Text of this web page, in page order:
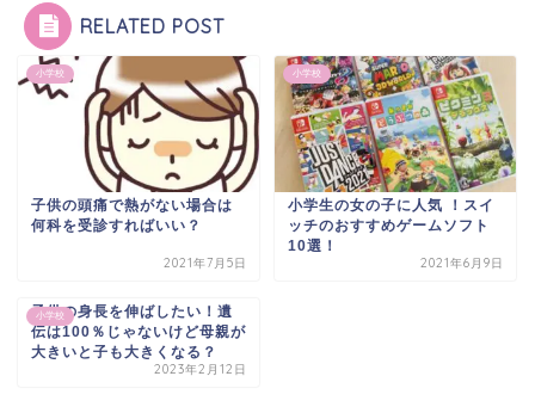
RELATED POST
小学校
子供の頭痛で熱がない場合は
何科を受診すればいい？
2021年7月5日
小学校
小学生の女の子に人気 ！スイ
ッチのおすすめゲームソフト
10選！
2021年6月9日
小学校
子供の身長を伸ばしたい！遺
伝は100％じゃないけど母親が
大きいと子も大きくなる？
2023年2月12日